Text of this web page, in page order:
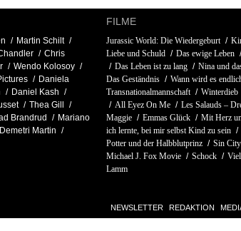
Martin Schilt
Chris
Wendo Kolosoy
Daniela
Daniel Kash
Thea Gill
Brandrud
Mariano
Demetri Martin
FILME
Jurassic World: Die Wiedergeburt
Liebe und Schuld
Das ewige Leben
Das Leben ist zu lang
Nina und
Das Geständnis
Wann wird es
Transnationalmannschaft
Winterdieb
All Eyez On Me
Les Salauds –
Maggie
Emmas Glück Mit Herz
ich lernte, bei mir selbst Kind zu sein
Potter und der Halbblutprinz
Sin
Michael J. Fox Movie
Schock
Lamm
NEWSLETTER REDAKTION